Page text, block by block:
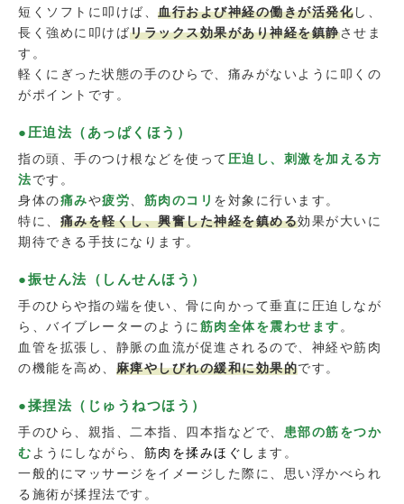
短くソフトに叩けば、 血行および神経の働きが活発化し、
長く強めに叩けばリラックス効果があり神経を鎮静させま
す。
軽くにぎった状態の手のひらで、痛みがないように叩くの
がポイントです。
●圧迫法（あっぱくほう）
指の頭、手のつけ根などを使って 圧迫し、刺激を加える方
法です。
身体の痛みや疲労 筋肉のコリ を対象に行います。
特に、 痛みを軽くし、興奮した神経を鎮める効果が大いに
期待できる手技になります。
●振せん法（しんせんほう）
手のひらや指の端を使い、骨に向かって垂直に圧迫しなが
ら、バイブレーターのように 筋肉全体を震わせます 。
血管を拡張し、静脈の血流が促進されるので、神経や筋肉
の機能を高め、 麻痺やしびれの緩和に効果的です。
●揉捏法（じゅうねつほう）
手のひら、親指、二本指、四本指などで、 患部の筋をつか
む ようにしながら、 筋肉を揉みほぐし ます。
一般的にマッサージをイメージした際に、思い浮かべられ
る施術が揉捏法です。